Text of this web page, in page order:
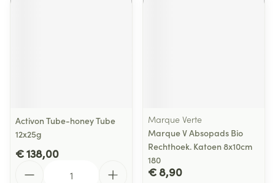
Activon Tube-honey Tube
12x25g
€ 138,00
Marque Verte
Marque V Absopads Bio
Rechthoek. Katoen 8x10cm
180
€ 8,90